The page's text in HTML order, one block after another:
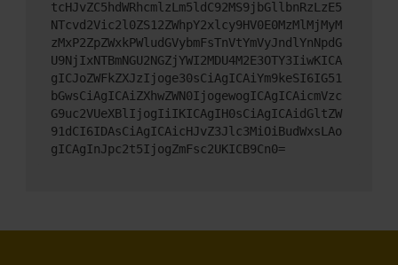
tcHJvZC5hdWRhcmlzLm5ldC92MS9jbGllbnRzLzE5
NTcvd2Vic2l0ZS12ZWhpY2xlcy9HV0E0MzMlMjMyM
zMxP2ZpZWxkPWludGVybmFsTnVtYmVyJndlYnNpdG
U9NjIxNTBmNGU2NGZjYWI2MDU4M2E3OTY3IiwKICA
gICJoZWFkZXJzIjoge30sCiAgICAiYm9keSI6IG51
bGwsCiAgICAiZXhwZWN0IjogewogICAgICAicmVzc
G9uc2VUeXBlIjogIiIKICAgIH0sCiAgICAidGltZW
91dCI6IDAsCiAgICAicHJvZ3Jlc3MiOiBudWxsLAo
gICAgInJpc2t5IjogZmFsc2UKICB9Cn0=